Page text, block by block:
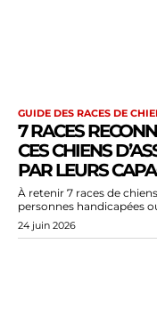
GUIDE DES RACES DE
7 RACES
CES CHIENS
PAR LEURS
À retenir 7 races de chiens sont reconnues pour l' assistance aux
personnes handicapées
24 juin 2026